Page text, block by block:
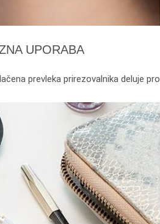
UPORABA
prevleka prirezovalnika deluje